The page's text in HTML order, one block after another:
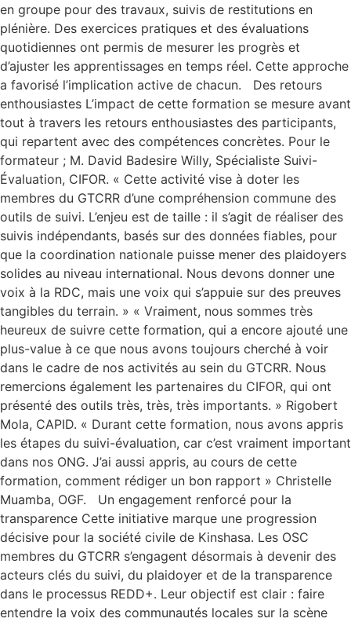
en groupe pour des travaux, suivis de restitutions en
plénière. Des exercices pratiques et des évaluations
quotidiennes ont permis de mesurer les progrès et
d’ajuster les apprentissages en temps réel. Cette approche
a favorisé l’implication active de chacun. Des retours
enthousiastes L’impact de cette formation se mesure avant
tout à travers les retours enthousiastes des participants,
qui repartent avec des compétences concrètes. Pour le
formateur ; M. David Badesire Willy, Spécialiste Suivi-
Évaluation, CIFOR. « Cette activité vise à doter les
membres du GTCRR d’une compréhension commune des
outils de suivi. L’enjeu est de taille : il s’agit de réaliser des
suivis indépendants, basés sur des données fiables, pour
que la coordination nationale puisse mener des plaidoyers
solides au niveau international. Nous devons donner une
voix à la RDC, mais une voix qui s’appuie sur des preuves
tangibles du terrain. » « Vraiment, nous sommes très
heureux de suivre cette formation, qui a encore ajouté une
plus-value à ce que nous avons toujours cherché à voir
dans le cadre de nos activités au sein du GTCRR. Nous
remercions également les partenaires du CIFOR, qui ont
présenté des outils très, très, très importants. » Rigobert
Mola, CAPID. « Durant cette formation, nous avons appris
les étapes du suivi-évaluation, car c’est vraiment important
dans nos ONG. J’ai aussi appris, au cours de cette
formation, comment rédiger un bon rapport » Christelle
Muamba, OGF. Un engagement renforcé pour la
transparence Cette initiative marque une progression
décisive pour la société civile de Kinshasa. Les OSC
membres du GTCRR s’engagent désormais à devenir des
acteurs clés du suivi, du plaidoyer et de la transparence
dans le processus REDD+. Leur objectif est clair : faire
entendre la voix des communautés locales sur la scène